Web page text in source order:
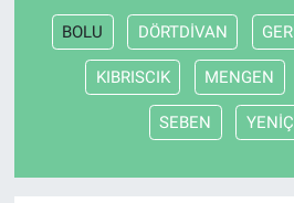
BOLU DÖRTDİVAN
KIBRISCIK MENGEN
SEBEN